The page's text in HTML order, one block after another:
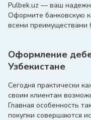
Pulbek.uz — ваш
Оформите банковскую
всеми преимуществами
Оформление
Узбекистане
Сегодня практически
своим клиентам
Главная особенность
покупки совершаются